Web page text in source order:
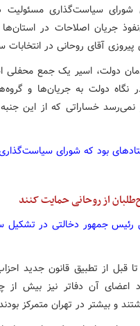
شورای سیاست‌گذاری مسئولیت
افراد ذی‌نفوذ جریان اصلاحات در
آقای روحانی در
دولت، اسیر یک جمع
نگاه دولت به جریان‌ها و
خساراتی که از این
بود که شورای سیاست‌گذاری
از روحانی حمایت کنند
جمهور دخالتی در تشکیل
قبل از تطبیق قانون جدید
اعضای آن دفاتر نیز بیش
و بیشتر در تهران متمرکز